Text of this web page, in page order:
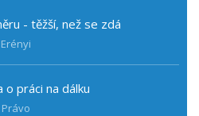
- těžší, než se zdá
o práci na dálku